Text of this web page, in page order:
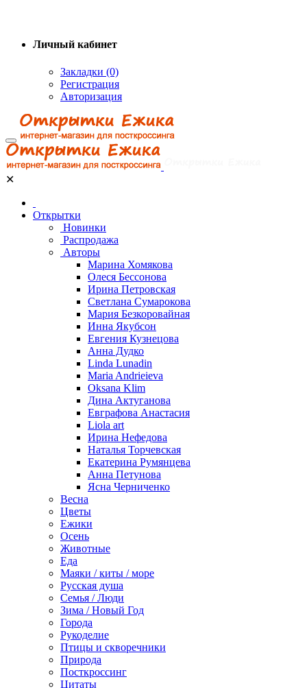
Личный кабинет
Закладки (0)
Регистрация
Авторизация
✕
Открытки
Новинки
Распродажа
Авторы
Марина Хомякова
Олеся Бессонова
Ирина Петровская
Светлана Сумарокова
Мария Безкоровайная
Инна Якубсон
Евгения Кузнецова
Анна Дудко
Linda Lunadin
Maria Andrieieva
Oksana Klim
Дина Актуганова
Евграфова Анастасия
Liola art
Ирина Нефедова
Наталья Торчевская
Екатерина Румянцева
Анна Петунова
Ясна Черниченко
Весна
Цветы
Ежики
Осень
Животные
Еда
Маяки / киты / море
Русская душа
Семья / Люди
Зима / Новый Год
Города
Рукоделие
Птицы и скворечники
Природа
Посткроссинг
Цитаты